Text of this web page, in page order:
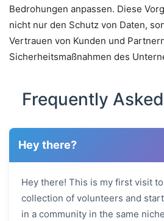
Bedrohungen anpassen. Diese
nicht nur den Schutz von Daten,
Vertrauen von Kunden und
Sicherheitsmaßnahmen des
Frequently
Hey there?
Hey there! This is my first visit
collection of volunteers and
in a community in the same